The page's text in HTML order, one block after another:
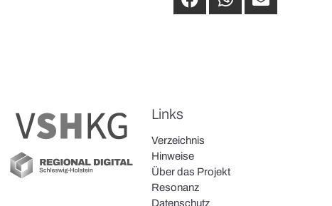
Links
Verzeichnis
Hinweise
Über das Projekt
Resonanz
Datenschutz